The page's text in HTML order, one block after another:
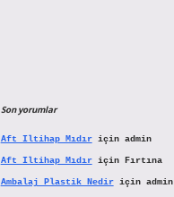
Son yorumlar
Aft Iltihap Mıdıriçin admin
Aft Iltihap Mıdıriçin Fırtına
Ambalaj Plastik Nediriçin admin